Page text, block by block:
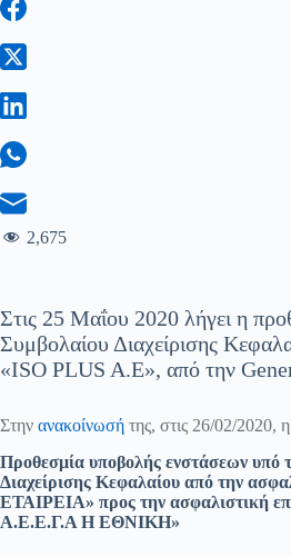
2,675
Στις 25 Μαΐου 2020 λήγει η
Συμβολαίου Διαχείρισης
«ISO PLUS A.E», από την
Στην ανακοίνωσή της, στις 26/02/2020,
Προθεσμία υποβολής ενστάσεων υπό
Διαχείρισης Κεφαλαίου από την
ΕΤΑΙΡΕΙΑ» προς την
Α.Ε.Ε.Γ.Α Η ΕΘΝΙΚΗ»